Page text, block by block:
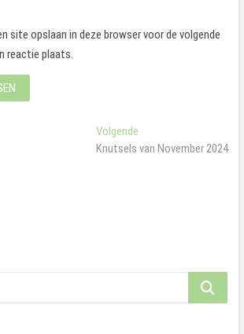
site opslaan in deze browser voor de volgende
reactie plaats.
Volgende
bericht:
Knutsels van November 2024
Zoeken